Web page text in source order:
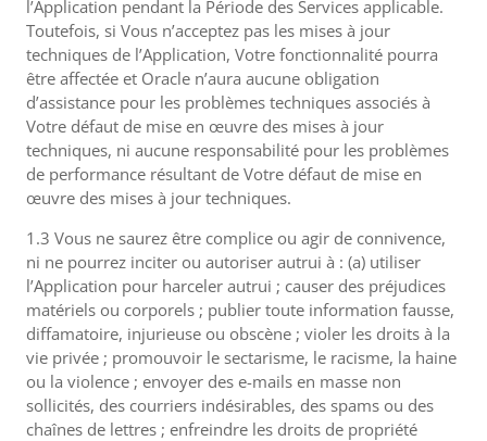
l’Application pendant la Période des Services applicable.
Toutefois, si Vous n’acceptez pas les mises à jour
techniques de l’Application, Votre fonctionnalité pourra
être affectée et Oracle n’aura aucune obligation
d’assistance pour les problèmes techniques associés à
Votre défaut de mise en œuvre des mises à jour
techniques, ni aucune responsabilité pour les problèmes
de performance résultant de Votre défaut de mise en
œuvre des mises à jour techniques.
1.3 Vous ne saurez être complice ou agir de connivence,
ni ne pourrez inciter ou autoriser autrui à : (a) utiliser
l’Application pour harceler autrui ; causer des préjudices
matériels ou corporels ; publier toute information fausse,
diffamatoire, injurieuse ou obscène ; violer les droits à la
vie privée ; promouvoir le sectarisme, le racisme, la haine
ou la violence ; envoyer des e-mails en masse non
sollicités, des courriers indésirables, des spams ou des
chaînes de lettres ; enfreindre les droits de propriété